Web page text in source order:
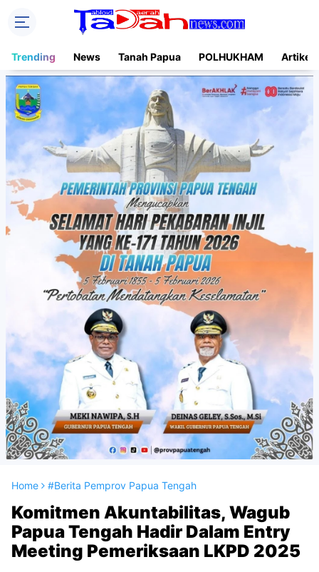
Trending News Tanah Papua POLHUKHAM Artikel
Home #Berita Pemprov Papua Tengah
Komitmen Akuntabilitas, Wagub
Papua Tengah Hadir Dalam Entry
Meeting Pemeriksaan LKPD 2025